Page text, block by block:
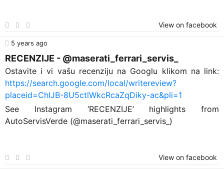
View on facebook
5 years ago
RECENZIJE - @maserati_ferrari_servis_
Ostavite i vi vašu recenziju na Googlu klikom na link:
https://search.google.com/local/writereview?
placeid=ChIJB-8U5ctlWkcRcaZqDiky-ac&pli=1
See Instagram ‘RECENZIJE’ highlights from
AutoServisVerde (@maserati_ferrari_servis_)
View on facebook